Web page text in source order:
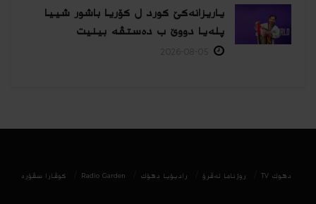
یاریزانەكێ کورد ل کۆریا باشور شییا
پلەیا دووێ ب دەستڤە بینیت
دھوك TV روژناما ئەڤرۆ رادیۆیا دهۆك Radio Garden كوڤارا سڤۆره‌